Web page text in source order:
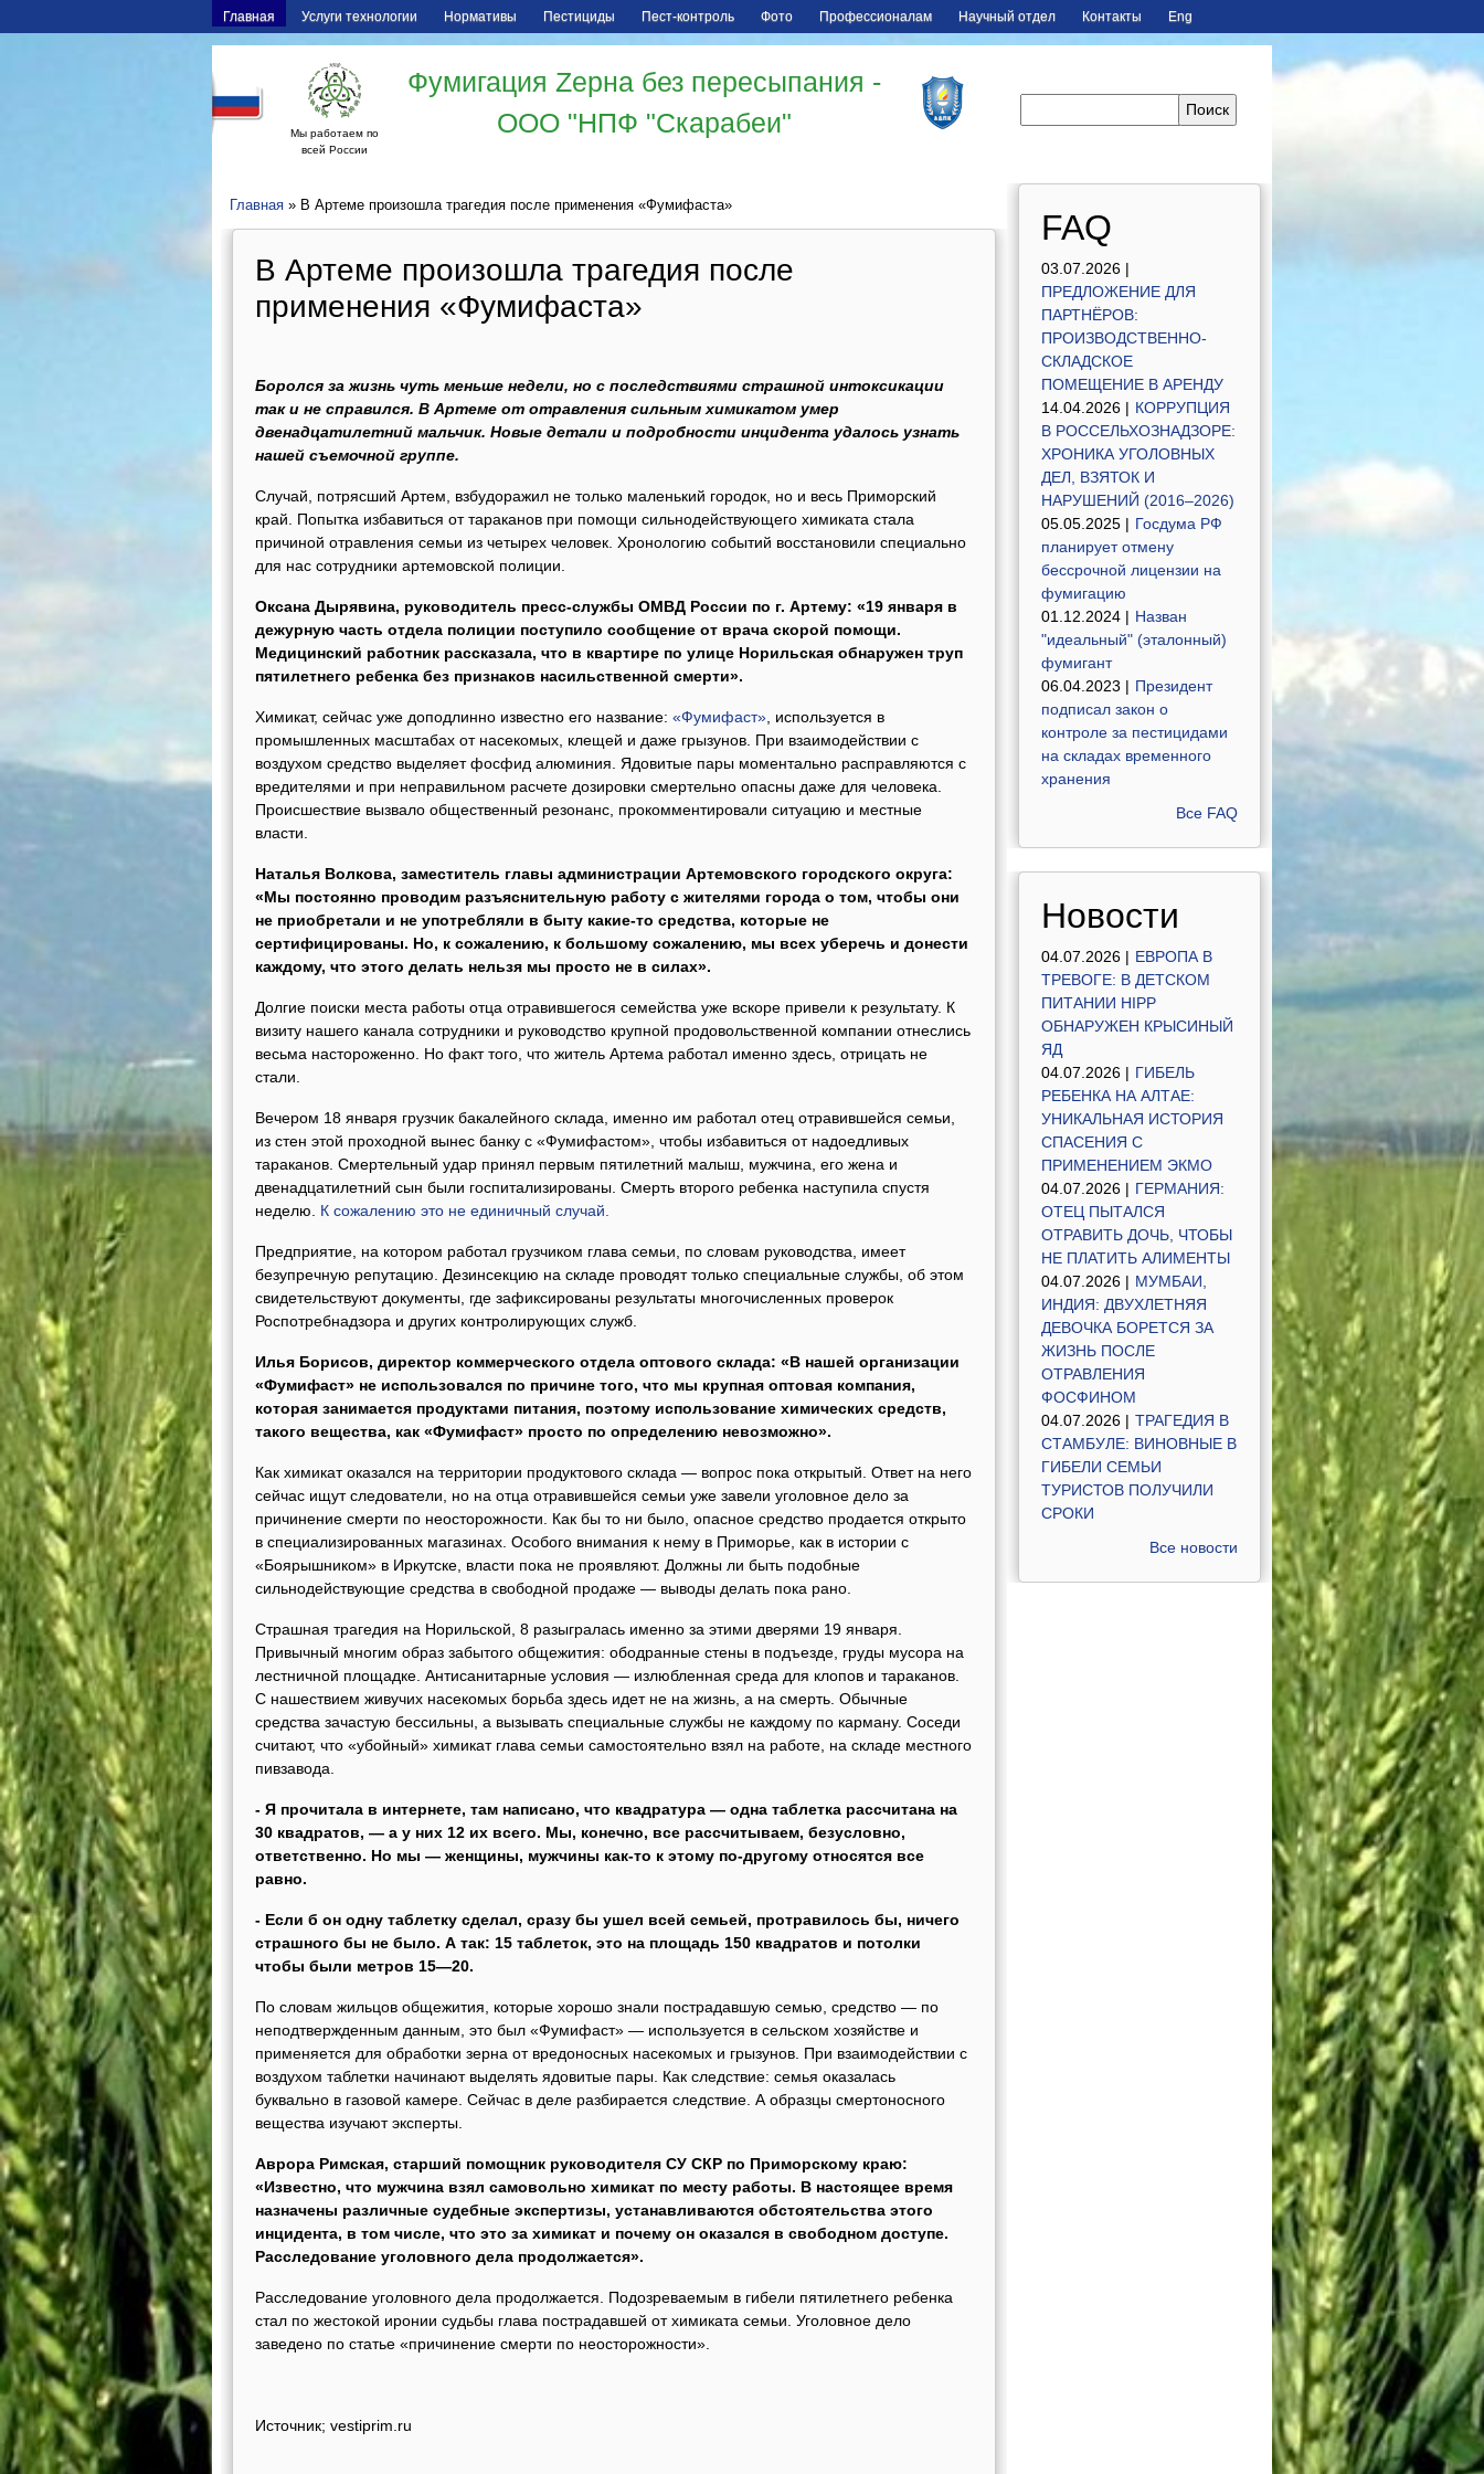
Главная Услуги технологии Нормативы Пестициды Пест-контроль Фото Профессионалам Научный отдел Контакты Eng
Мы работаем по
всей России
Фумигация Zерна без пересыпания -
ООО "НПФ "Скарабеи"
Главная » В Артеме произошла трагедия после применения «Фумифаста»
В Артеме произошла трагедия после
применения «Фумифаста»
Боролся за жизнь чуть меньше недели, но с последствиями страшной интоксикации
так и не справился. В Артеме от отравления сильным химикатом умер
двенадцатилетний мальчик. Новые детали и подробности инцидента удалось узнать
нашей съемочной группе.
Случай, потрясший Артем, взбудоражил не только маленький городок, но и весь Приморский
край. Попытка избавиться от тараканов при помощи сильнодействующего химиката стала
причиной отравления семьи из четырех человек. Хронологию событий восстановили специально
для нас сотрудники артемовской полиции.
Оксана Дырявина, руководитель пресс-службы ОМВД России по г. Артему: «19 января в
дежурную часть отдела полиции поступило сообщение от врача скорой помощи.
Медицинский работник рассказала, что в квартире по улице Норильская обнаружен труп
пятилетнего ребенка без признаков насильственной смерти».
Химикат, сейчас уже доподлинно известно его название: «Фумифаст» , используется в
промышленных масштабах от насекомых, клещей и даже грызунов. При взаимодействии с
воздухом средство выделяет фосфид алюминия. Ядовитые пары моментально расправляются с
вредителями и при неправильном расчете дозировки смертельно опасны даже для человека.
Происшествие вызвало общественный резонанс, прокомментировали ситуацию и местные
власти.
Наталья Волкова, заместитель главы администрации Артемовского городского округа:
«Мы постоянно проводим разъяснительную работу с жителями города о том, чтобы они
не приобретали и не употребляли в быту какие-то средства, которые не
сертифицированы. Но, к сожалению, к большому сожалению, мы всех уберечь и донести
каждому, что этого делать нельзя мы просто не в силах».
Долгие поиски места работы отца отравившегося семейства уже вскоре привели к результату. К
визиту нашего канала сотрудники и руководство крупной продовольственной компании отнеслись
весьма настороженно. Но факт того, что житель Артема работал именно здесь, отрицать не
стали.
Вечером 18 января грузчик бакалейного склада, именно им работал отец отравившейся семьи,
из стен этой проходной вынес банку с «Фумифастом», чтобы избавиться от надоедливых
тараканов. Смертельный удар принял первым пятилетний малыш, мужчина, его жена и
двенадцатилетний сын были госпитализированы. Смерть второго ребенка наступила спустя
неделю. К сожалению это не единичный случай.
Предприятие, на котором работал грузчиком глава семьи, по словам руководства, имеет
безупречную репутацию. Дезинсекцию на складе проводят только специальные службы, об этом
свидетельствуют документы, где зафиксированы результаты многочисленных проверок
Роспотребнадзора и других контролирующих служб.
Илья Борисов, директор коммерческого отдела оптового склада: «В нашей организации
«Фумифаст» не использовался по причине того, что мы крупная оптовая компания,
которая занимается продуктами питания, поэтому использование химических средств,
такого вещества, как «Фумифаст» просто по определению невозможно».
Как химикат оказался на территории продуктового склада — вопрос пока открытый. Ответ на него
сейчас ищут следователи, но на отца отравившейся семьи уже завели уголовное дело за
причинение смерти по неосторожности. Как бы то ни было, опасное средство продается открыто
в специализированных магазинах. Особого внимания к нему в Приморье, как в истории с
«Боярышником» в Иркутске, власти пока не проявляют. Должны ли быть подобные
сильнодействующие средства в свободной продаже — выводы делать пока рано.
Страшная трагедия на Норильской, 8 разыгралась именно за этими дверями 19 января.
Привычный многим образ забытого общежития: ободранные стены в подъезде, груды мусора на
лестничной площадке. Антисанитарные условия — излюбленная среда для клопов и тараканов.
С нашествием живучих насекомых борьба здесь идет не на жизнь, а на смерть. Обычные
средства зачастую бессильны, а вызывать специальные службы не каждому по карману. Соседи
считают, что «убойный» химикат глава семьи самоcтоятельно взял на работе, на складе местного
пивзавода.
- Я прочитала в интернете, там написано, что квадратура — одна таблетка рассчитана на
30 квадратов, — а у них 12 их всего. Мы, конечно, все рассчитываем, безусловно,
ответственно. Но мы — женщины, мужчины как-то к этому по-другому относятся все
равно.
- Если б он одну таблетку сделал, сразу бы ушел всей семьей, протравилось бы, ничего
страшного бы не было. А так: 15 таблеток, это на площадь 150 квадратов и потолки
чтобы были метров 15—20.
По словам жильцов общежития, которые хорошо знали пострадавшую семью, средство — по
неподтвержденным данным, это был «Фумифаст» — используется в сельском хозяйстве и
применяется для обработки зерна от вредоносных насекомых и грызунов. При взаимодействии с
воздухом таблетки начинают выделять ядовитые пары. Как следствие: семья оказалась
буквально в газовой камере. Сейчас в деле разбирается следствие. А образцы смертоносного
вещества изучают эксперты.
Аврора Римская, старший помощник руководителя СУ СКР по Приморскому краю:
«Известно, что мужчина взял самовольно химикат по месту работы. В настоящее время
назначены различные судебные экспертизы, устанавливаются обстоятельства этого
инцидента, в том числе, что это за химикат и почему он оказался в свободном доступе.
Расследование уголовного дела продолжается».
Расследование уголовного дела продолжается. Подозреваемым в гибели пятилетнего ребенка
стал по жестокой иронии судьбы глава пострадавшей от химиката семьи. Уголовное дело
заведено по статье «причинение смерти по неосторожности».
Источник; vestiprim.ru
FAQ
03.07.2026 |
ПРЕДЛОЖЕНИЕ ДЛЯ
ПАРТНЁРОВ:
ПРОИЗВОДСТВЕННО-
СКЛАДСКОЕ
ПОМЕЩЕНИЕ В АРЕНДУ
14.04.2026 | КОРРУПЦИЯ
В РОССЕЛЬХОЗНАДЗОРЕ:
ХРОНИКА УГОЛОВНЫХ
ДЕЛ, ВЗЯТОК И
НАРУШЕНИЙ (2016–2026)
05.05.2025 | Госдума РФ
планирует отмену
бессрочной лицензии на
фумигацию
01.12.2024 | Назван
"идеальный" (эталонный)
фумигант
06.04.2023 | Президент
подписал закон о
контроле за пестицидами
на складах временного
хранения
Все FAQ
Новости
04.07.2026 | ЕВРОПА В
ТРЕВОГЕ: В ДЕТСКОМ
ПИТАНИИ HIPP
ОБНАРУЖЕН КРЫСИНЫЙ
ЯД
04.07.2026 | ГИБЕЛЬ
РЕБЕНКА НА АЛТАЕ:
УНИКАЛЬНАЯ ИСТОРИЯ
СПАСЕНИЯ С
ПРИМЕНЕНИЕМ ЭКМО
04.07.2026 | ГЕРМАНИЯ:
ОТЕЦ ПЫТАЛСЯ
ОТРАВИТЬ ДОЧЬ, ЧТОБЫ
НЕ ПЛАТИТЬ АЛИМЕНТЫ
04.07.2026 | МУМБАИ,
ИНДИЯ: ДВУХЛЕТНЯЯ
ДЕВОЧКА БОРЕТСЯ ЗА
ЖИЗНЬ ПОСЛЕ
ОТРАВЛЕНИЯ
ФОСФИНОМ
04.07.2026 | ТРАГЕДИЯ В
СТАМБУЛЕ: ВИНОВНЫЕ В
ГИБЕЛИ СЕМЬИ
ТУРИСТОВ ПОЛУЧИЛИ
СРОКИ
Все новости